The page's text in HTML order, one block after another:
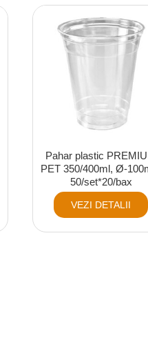
Pahar plastic
PET 350/400ml, Ø-
50/set*20/bax
VEZI DETALII